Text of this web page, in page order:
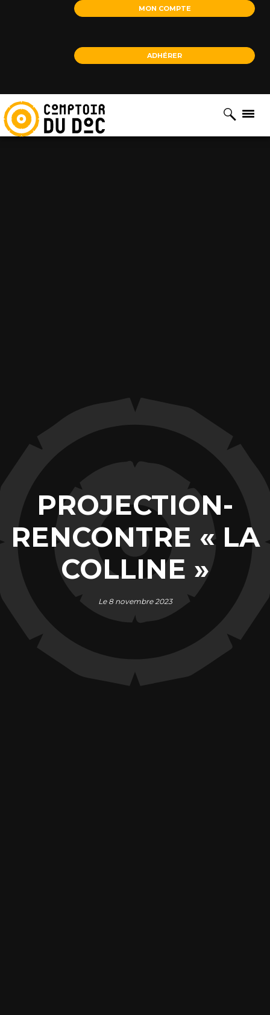
MON COMPTE
ADHÉRER
PROJECTION-
RENCONTRE « LA
COLLINE »
Le 8 novembre 2023
Cookies management panel